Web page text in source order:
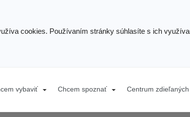
cookies. Používaním stránky súhlasíte s ich
vybaviť Chcem spoznať Centrum